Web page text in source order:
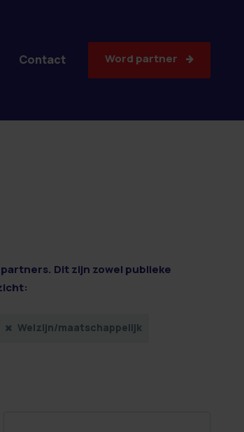
Dit zijn zowel publieke
Welzijn/maatschappelijk
Contact Word partner